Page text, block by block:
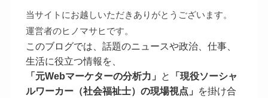
当サイトにお越しいただきありがとうございます。
運営者のヒノマサヒです。
このブログでは、話題のニュースや政治、仕事、
生活に役立つ情報を、
「元Webマーケターの分析力」
と
「現役ソーシャ
ルワーカー（社会福祉士）の現場視点」
を掛け合